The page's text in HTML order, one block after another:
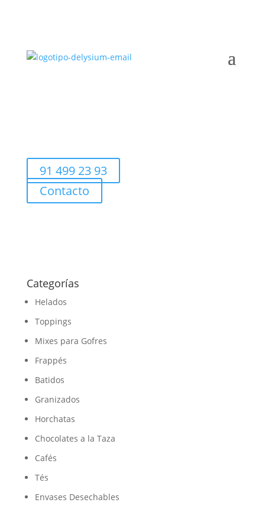
91 499 23 93
Contacto
Categorías
Helados
Toppings
Mixes para Gofres
Frappés
Batidos
Granizados
Horchatas
Chocolates a la Taza
Cafés
Tés
Envases Desechables